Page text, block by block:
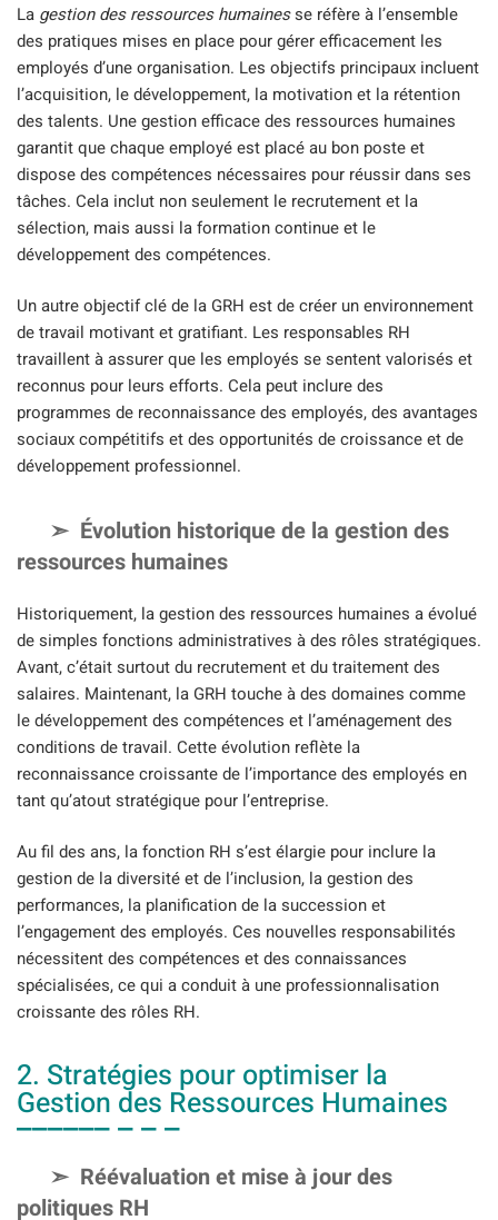
La gestion des ressources humainesse réfère à l’ensemble
des pratiques mises en place pour gérer efficacement les
employés d’une organisation. Les objectifs principaux incluent
l’acquisition, le développement, la motivation et la rétention
des talents. Une gestion efficace des ressources humaines
garantit que chaque employé est placé au bon poste et
dispose des compétences nécessaires pour réussir dans ses
tâches. Cela inclut non seulement le recrutement et la
sélection, mais aussi la formation continue et le
développement des compétences.
Un autre objectif clé de la GRH est de créer un environnement
de travail motivant et gratifiant. Les responsables RH
travaillent à assurer que les employés se sentent valorisés et
reconnus pour leurs efforts. Cela peut inclure des
programmes de reconnaissance des employés, des avantages
sociaux compétitifs et des opportunités de croissance et de
développement professionnel.
Évolution historique de la gestion des
ressources humaines
Historiquement, la gestion des ressources humaines a évolué
de simples fonctions administratives à des rôles stratégiques.
Avant, c’était surtout du recrutement et du traitement des
salaires. Maintenant, la GRH touche à des domaines comme
le développement des compétences et l’aménagement des
conditions de travail. Cette évolution reflète la
reconnaissance croissante de l’importance des employés en
tant qu’atout stratégique pour l’entreprise.
Au fil des ans, la fonction RH s’est élargie pour inclure la
gestion de la diversité et de l’inclusion, la gestion des
performances, la planification de la succession et
l’engagement des employés. Ces nouvelles responsabilités
nécessitent des compétences et des connaissances
spécialisées, ce qui a conduit à une professionnalisation
croissante des rôles RH.
2. Stratégies pour optimiser la
Gestion des Ressources Humaines
Réévaluation et mise à jour des
politiques RH